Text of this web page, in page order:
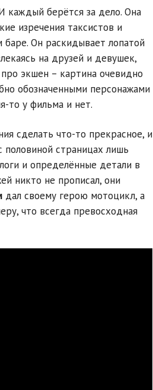
каждый берётся за дело. Она
изречения таксистов и
баре. Он раскидывает лопатой
на друзей и девушек,
экшен – картина очевидно
обозначенными персонажами
то у фильма и нет.
сделать что-то прекрасное, и
половиной страницах лишь
и определённые детали в
никто не прописал, они
дал своему герою мотоцикл, а
что всегда превосходная